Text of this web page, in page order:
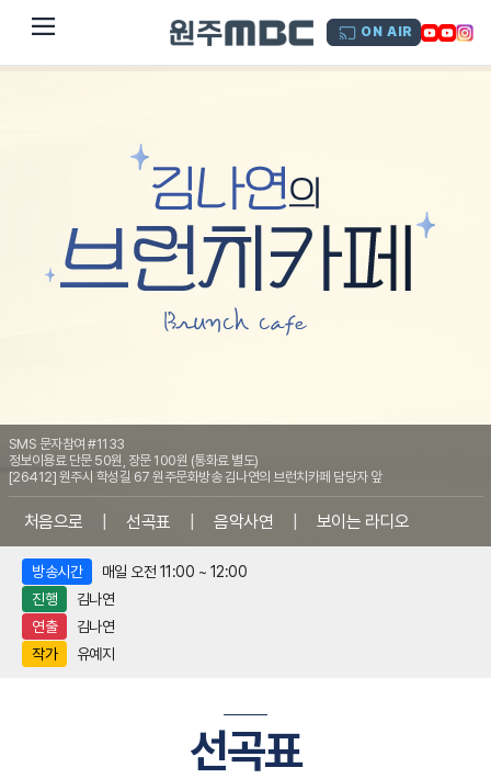
dehaze ON AIR
SMS 문자참여 #1133
정보이용료 단문 50원, 장문 100원 (통화료 별도)
[26412] 원주시 학성길 67 원주문화방송 김나연의 브런치카페 담당자 앞
처음으로 선곡표 음악사연 보이는 라디오
방송시간
매일 오전 11:00 ~ 12:00
진행
김나연
연출
김나연
작가
유예지
선곡표